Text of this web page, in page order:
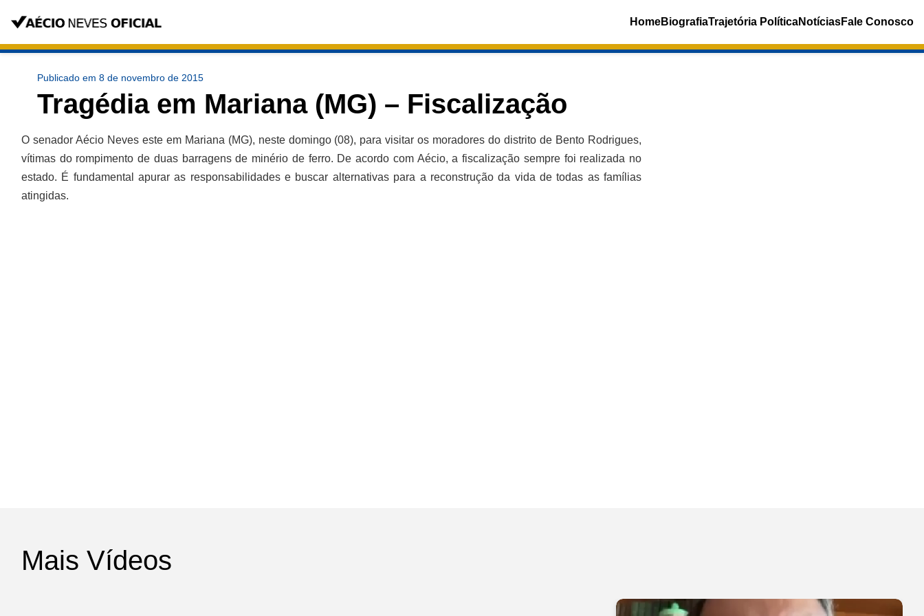
HomeBiografiaTrajetória PolíticaNotíciasFale Conosco
Publicado em 8 de novembro de 2015
Tragédia em Mariana (MG) – Fiscalização
O senador Aécio Neves este em Mariana (MG), neste domingo (08), para visitar os moradores do distrito de Bento Rodrigues,
vítimas do rompimento de duas barragens de minério de ferro. De acordo com Aécio, a fiscalização sempre foi realizada no estado. É
fundamental apurar as responsabilidades e buscar alternativas para a reconstrução da vida de todas as famílias atingidas.
Mais Vídeos